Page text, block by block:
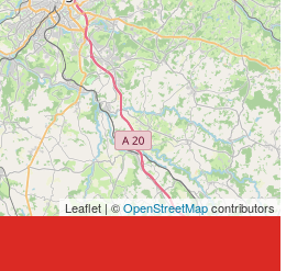
Leaflet | ©OpenStreetMapcontributors